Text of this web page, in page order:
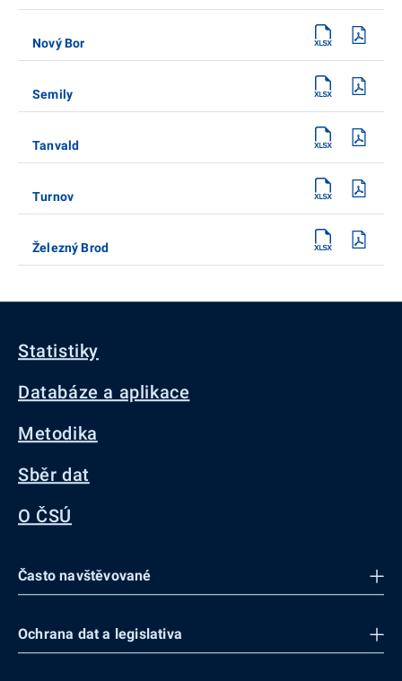
Nový Bor
Semily
Tanvald
Turnov
Železný Brod
Statistiky
Databáze a aplikace
Metodika
Sběr dat
O ČSÚ
Často navštěvované
Ochrana dat a legislativa